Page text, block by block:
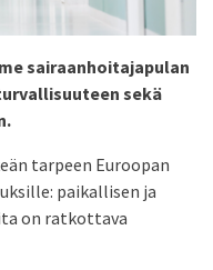
sairaanhoitajapulan
sekä
tarpeen Euroopan
paikallisen ja
on ratkottava